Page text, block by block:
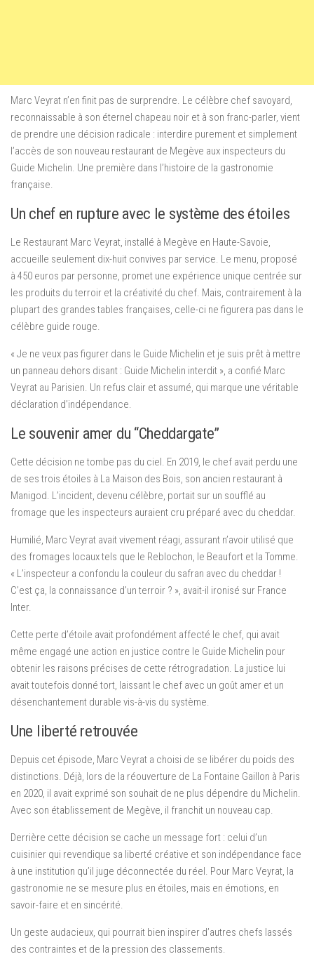
Marc Veyrat n’en finit pas de surprendre. Le célèbre chef savoyard,
reconnaissable à son éternel chapeau noir et à son franc-parler, vient
de prendre une décision radicale : interdire purement et simplement
l’accès de son nouveau restaurant de Megève aux inspecteurs du
Guide Michelin. Une première dans l’histoire de la gastronomie
française.
Un chef en rupture avec le système des étoiles
Le Restaurant Marc Veyrat, installé à Megève en Haute-Savoie,
accueille seulement dix-huit convives par service. Le menu, proposé
à 450 euros par personne, promet une expérience unique centrée sur
les produits du terroir et la créativité du chef. Mais, contrairement à la
plupart des grandes tables françaises, celle-ci ne figurera pas dans le
célèbre guide rouge.
« Je ne veux pas figurer dans le Guide Michelin et je suis prêt à mettre
un panneau dehors disant : Guide Michelin interdit », a confié Marc
Veyrat au Parisien. Un refus clair et assumé, qui marque une véritable
déclaration d’indépendance.
Le souvenir amer du “Cheddargate”
Cette décision ne tombe pas du ciel. En 2019, le chef avait perdu une
de ses trois étoiles à La Maison des Bois, son ancien restaurant à
Manigod. L’incident, devenu célèbre, portait sur un soufflé au
fromage que les inspecteurs auraient cru préparé avec du cheddar.
Humilié, Marc Veyrat avait vivement réagi, assurant n’avoir utilisé que
des fromages locaux tels que le Reblochon, le Beaufort et la Tomme.
« L’inspecteur a confondu la couleur du safran avec du cheddar !
C’est ça, la connaissance d’un terroir ? », avait-il ironisé sur France
Inter.
Cette perte d’étoile avait profondément affecté le chef, qui avait
même engagé une action en justice contre le Guide Michelin pour
obtenir les raisons précises de cette rétrogradation. La justice lui
avait toutefois donné tort, laissant le chef avec un goût amer et un
désenchantement durable vis-à-vis du système.
Une liberté retrouvée
Depuis cet épisode, Marc Veyrat a choisi de se libérer du poids des
distinctions. Déjà, lors de la réouverture de La Fontaine Gaillon à Paris
en 2020, il avait exprimé son souhait de ne plus dépendre du Michelin.
Avec son établissement de Megève, il franchit un nouveau cap.
Derrière cette décision se cache un message fort : celui d’un
cuisinier qui revendique sa liberté créative et son indépendance face
à une institution qu’il juge déconnectée du réel. Pour Marc Veyrat, la
gastronomie ne se mesure plus en étoiles, mais en émotions, en
savoir-faire et en sincérité.
Un geste audacieux, qui pourrait bien inspirer d’autres chefs lassés
des contraintes et de la pression des classements.